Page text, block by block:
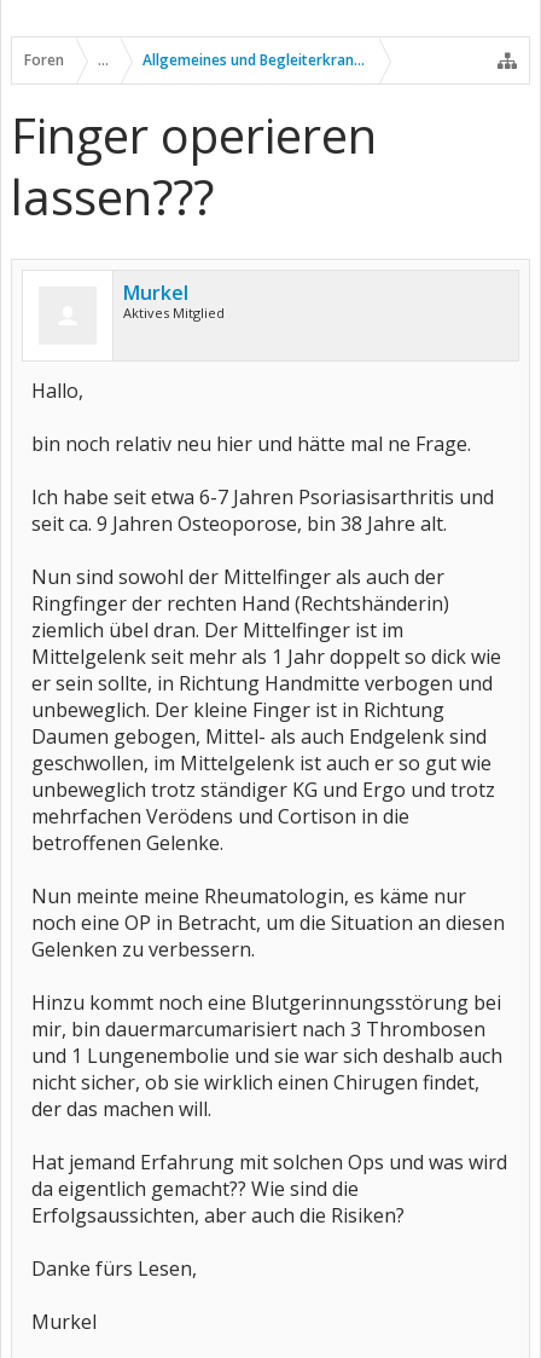
Foren ... Allgemeines und Begleiterkrankungen
Finger operieren
lassen???
Murkel
Aktives Mitglied
Hallo,
bin noch relativ neu hier und hätte mal ne Frage.
Ich habe seit etwa 6-7 Jahren Psoriasisarthritis und
seit ca. 9 Jahren Osteoporose, bin 38 Jahre alt.
Nun sind sowohl der Mittelfinger als auch der
Ringfinger der rechten Hand (Rechtshänderin)
ziemlich übel dran. Der Mittelfinger ist im
Mittelgelenk seit mehr als 1 Jahr doppelt so dick wie
er sein sollte, in Richtung Handmitte verbogen und
unbeweglich. Der kleine Finger ist in Richtung
Daumen gebogen, Mittel- als auch Endgelenk sind
geschwollen, im Mittelgelenk ist auch er so gut wie
unbeweglich trotz ständiger KG und Ergo und trotz
mehrfachen Verödens und Cortison in die
betroffenen Gelenke.
Nun meinte meine Rheumatologin, es käme nur
noch eine OP in Betracht, um die Situation an diesen
Gelenken zu verbessern.
Hinzu kommt noch eine Blutgerinnungsstörung bei
mir, bin dauermarcumarisiert nach 3 Thrombosen
und 1 Lungenembolie und sie war sich deshalb auch
nicht sicher, ob sie wirklich einen Chirugen findet,
der das machen will.
Hat jemand Erfahrung mit solchen Ops und was wird
da eigentlich gemacht?? Wie sind die
Erfolgsaussichten, aber auch die Risiken?
Danke fürs Lesen,
Murkel